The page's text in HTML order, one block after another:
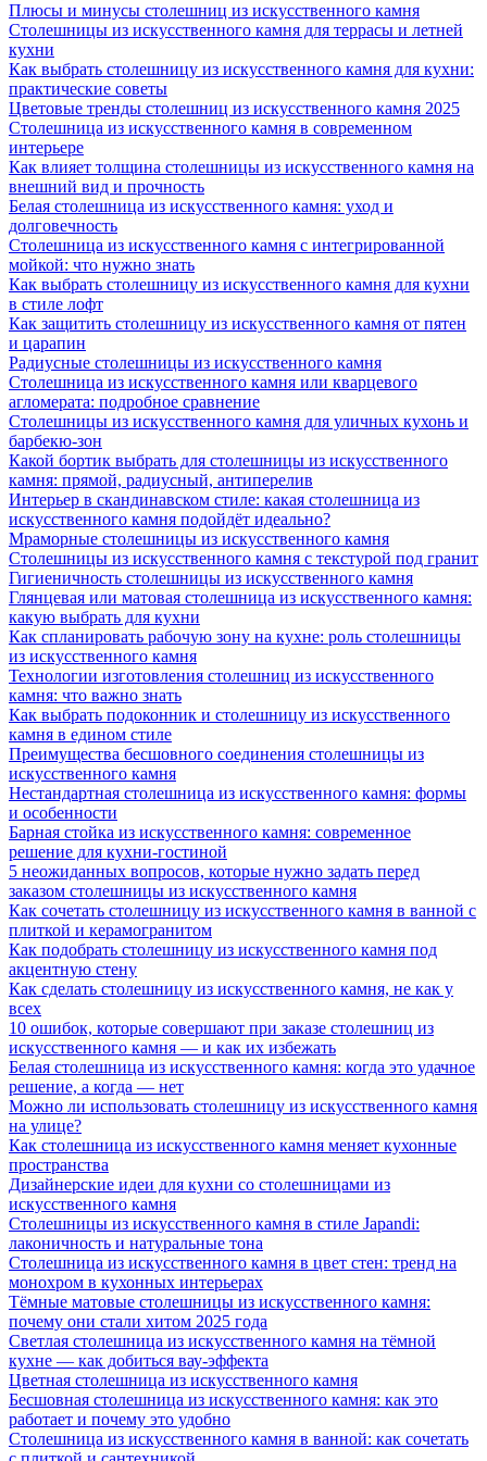
Плюсы и минусы столешниц из искусственного камня
Столешницы из искусственного камня для террасы и летней
кухни
Как выбрать столешницу из искусственного камня для кухни:
практические советы
Цветовые тренды столешниц из искусственного камня 2025
Столешница из искусственного камня в современном
интерьере
Как влияет толщина столешницы из искусственного камня на
внешний вид и прочность
Белая столешница из искусственного камня: уход и
долговечность
Столешница из искусственного камня с интегрированной
мойкой: что нужно знать
Как выбрать столешницу из искусственного камня для кухни
в стиле лофт
Как защитить столешницу из искусственного камня от пятен
и царапин
Радиусные столешницы из искусственного камня
Столешница из искусственного камня или кварцевого
агломерата: подробное сравнение
Столешницы из искусственного камня для уличных кухонь и
барбекю-зон
Какой бортик выбрать для столешницы из искусственного
камня: прямой, радиусный, антиперелив
Интерьер в скандинавском стиле: какая столешница из
искусственного камня подойдёт идеально?
Мраморные столешницы из искусственного камня
Столешницы из искусственного камня с текстурой под гранит
Гигиеничность столешницы из искусственного камня
Глянцевая или матовая столешница из искусственного камня:
какую выбрать для кухни
Как спланировать рабочую зону на кухне: роль столешницы
из искусственного камня
Технологии изготовления столешниц из искусственного
камня: что важно знать
Как выбрать подоконник и столешницу из искусственного
камня в едином стиле
Преимущества бесшовного соединения столешницы из
искусственного камня
Нестандартная столешница из искусственного камня: формы
и особенности
Барная стойка из искусственного камня: современное
решение для кухни-гостиной
5 неожиданных вопросов, которые нужно задать перед
заказом столешницы из искусственного камня
Как сочетать столешницу из искусственного камня в ванной с
плиткой и керамогранитом
Как подобрать столешницу из искусственного камня под
акцентную стену
Как сделать столешницу из искусственного камня, не как у
всех
10 ошибок, которые совершают при заказе столешниц из
искусственного камня — и как их избежать
Белая столешница из искусственного камня: когда это удачное
решение, а когда — нет
Можно ли использовать столешницу из искусственного камня
на улице?
Как столешница из искусственного камня меняет кухонные
пространства
Дизайнерские идеи для кухни со столешницами из
искусственного камня
Столешницы из искусственного камня в стиле Japandi:
лаконичность и натуральные тона
Столешница из искусственного камня в цвет стен: тренд на
монохром в кухонных интерьерах
Тёмные матовые столешницы из искусственного камня:
почему они стали хитом 2025 года
Светлая столешница из искусственного камня на тёмной
кухне — как добиться вау-эффекта
Цветная столешница из искусственного камня
Бесшовная столешница из искусственного камня: как это
работает и почему это удобно
Столешница из искусственного камня в ванной: как сочетать